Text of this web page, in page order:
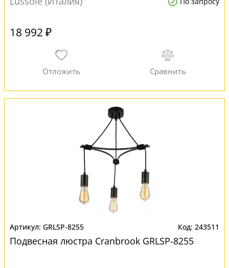
18 992 ₽
GRLSP-8255 243511
Подвесная люстра Cranbrook GRLSP-8255